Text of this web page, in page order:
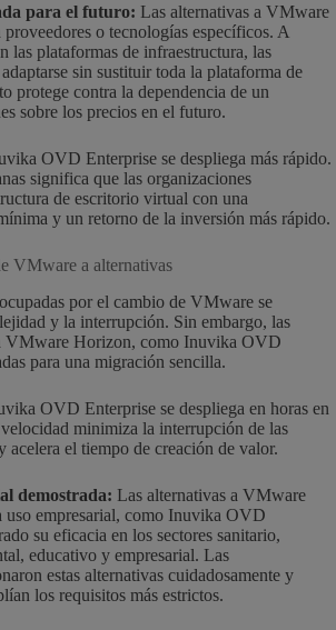
para el futuro: Las alternativas a VMware
o tecnologías específicos. A
las plataformas de infraestructura, las
sin sustituir toda la plataforma de
protege contra la dependencia de un
sobre los precios en el futuro.
OVD Enterprise se despliega más rápido.
significa que las organizaciones
de escritorio virtual con una
y un retorno de la inversión más rápido.
VMware a alternativas
por el cambio de VMware se
y la interrupción. Sin embargo, las
VMware Horizon, como Inuvika OVD
para una migración sencilla.
OVD Enterprise se despliega en horas en
minimiza la interrupción de las
acelera el tiempo de creación de valor.
demostrada: Las alternativas a VMware
uso empresarial, como Inuvika OVD
su eficacia en los sectores sanitario,
educativo y empresarial. Las
estas alternativas cuidadosamente y
los requisitos más estrictos.